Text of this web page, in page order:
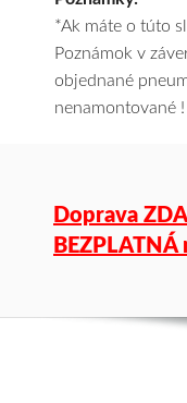
*Ak máte o túto
Poznámok v
objednané
nenamontované !
Doprava